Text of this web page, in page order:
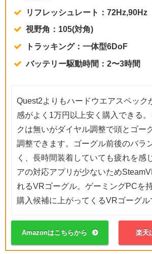
リフレッシュレート：72Hz,90Hz
視野角：105(対角)
トラッキング：一体型6DoF
バッテリー駆動時間：2〜3時間
Quest2よりもハードウエアスペック
感がよく1万円以上安く購入できる
クは無いがダイヤル調整で頭とゴー
調整できます。ゴーグル前後のバラ
く、長時間装着していても疲れを感
アの対応アプリが少ないため
れるVRゴーグル。ゲーミングPCを
購入候補に上がってくるVRゴーグル
Amazonはこちらから 楽天